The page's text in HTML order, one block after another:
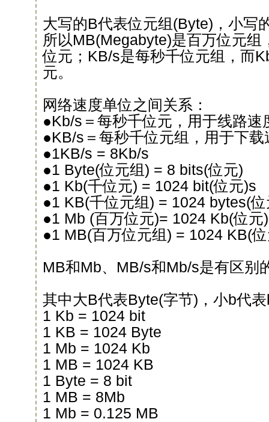
大写的B代表位元组(Byte)，小写
所以MB(Megabyte)是百万位元组
位元；KB/s是每秒千位元组，而
元。
网络速度单位之间关系：
●Kb/s＝每秒千位元，用于线路速
●KB/s＝每秒千位元组，用于下载
●1KB/s = 8Kb/s
●1 Byte(位元组) = 8 bits(位元)
●1 Kb(千位元) = 1024 bit(位元)s
●1 KB(千位元组) = 1024 bytes(
●1 Mb (百万位元)= 1024 Kb(位元)
●1 MB(百万位元组) = 1024 KB(
MB和Mb、MB/s和Mb/s是有区别
其中大B代表Byte(字节)，小b代
1 Kb = 1024 bit
1 KB = 1024 Byte
1 Mb = 1024 Kb
1 MB = 1024 KB
1 Byte = 8 bit
1 MB = 8Mb
1 Mb = 0.125 MB